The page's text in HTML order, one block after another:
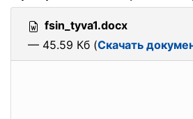
fsin_tyva1.docx
— 45.59 Кб (Скачать